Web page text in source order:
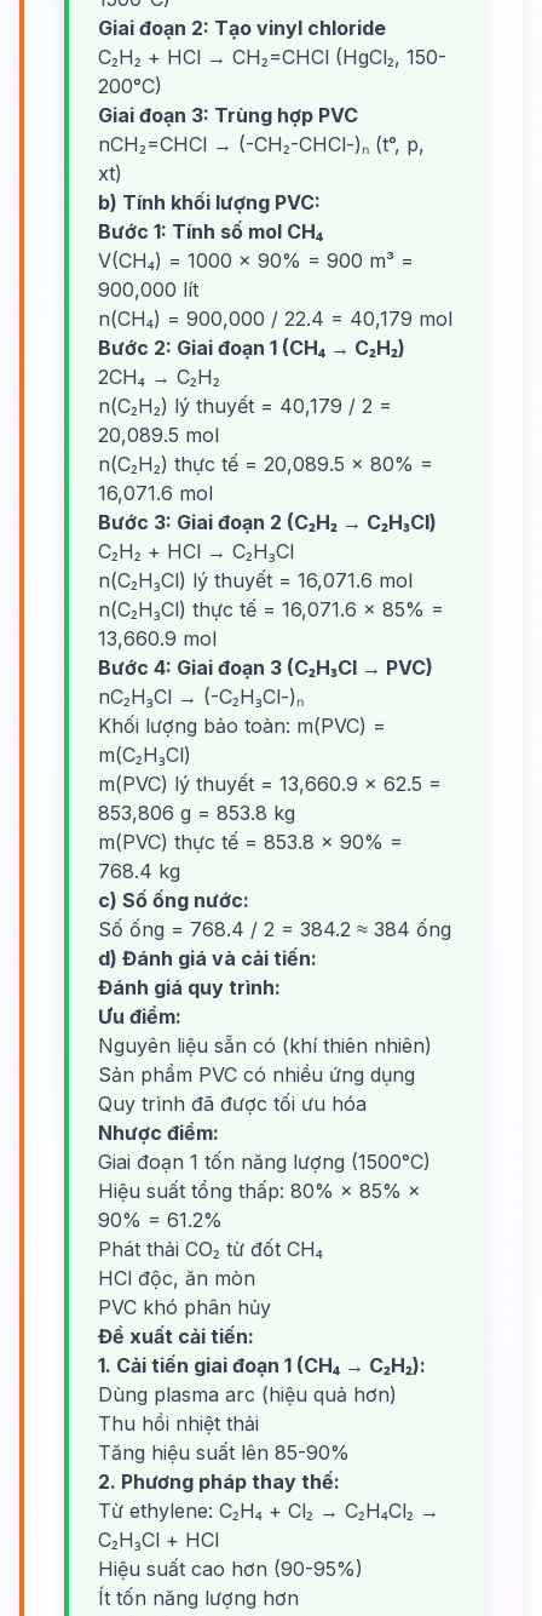
Giai đoạn 2: Tạo vinyl chloride
C₂H₂ + HCl → CH₂=CHCl (HgCl₂, 150-
200°C)
Giai đoạn 3: Trùng hợp PVC
nCH₂=CHCl → (-CH₂-CHCl-)ₙ (t°, p,
xt)
b) Tính khối lượng PVC:
Bước 1: Tính số mol CH₄
V(CH₄) = 1000 × 90% = 900 m³ =
900,000 lít
n(CH₄) = 900,000 / 22.4 = 40,179 mol
Bước 2: Giai đoạn 1 (CH₄ → C₂H₂)
2CH₄ → C₂H₂
n(C₂H₂) lý thuyết = 40,179 / 2 =
20,089.5 mol
n(C₂H₂) thực tế = 20,089.5 × 80% =
16,071.6 mol
Bước 3: Giai đoạn 2 (C₂H₂ → C₂H₃Cl)
C₂H₂ + HCl → C₂H₃Cl
n(C₂H₃Cl) lý thuyết = 16,071.6 mol
n(C₂H₃Cl) thực tế = 16,071.6 × 85% =
13,660.9 mol
Bước 4: Giai đoạn 3 (C₂H₃Cl → PVC)
nC₂H₃Cl → (-C₂H₃Cl-)ₙ
Khối lượng bảo toàn: m(PVC) =
m(C₂H₃Cl)
m(PVC) lý thuyết = 13,660.9 × 62.5 =
853,806 g = 853.8 kg
m(PVC) thực tế = 853.8 × 90% =
768.4 kg
c) Số ống nước:
Số ống = 768.4 / 2 = 384.2 ≈ 384 ống
d) Đánh giá và cải tiến:
Đánh giá quy trình:
Ưu điểm:
Nguyên liệu sẵn có (khí thiên nhiên)
Sản phẩm PVC có nhiều ứng dụng
Quy trình đã được tối ưu hóa
Nhược điểm:
Giai đoạn 1 tốn năng lượng (1500°C)
Hiệu suất tổng thấp: 80% × 85% ×
90% = 61.2%
Phát thải CO₂ từ đốt CH₄
HCl độc, ăn mòn
PVC khó phân hủy
Đề xuất cải tiến:
1. Cải tiến giai đoạn 1 (CH₄ → C₂H₂):
Dùng plasma arc (hiệu quả hơn)
Thu hồi nhiệt thải
Tăng hiệu suất lên 85-90%
2. Phương pháp thay thế:
Từ ethylene: C₂H₄ + Cl₂ → C₂H₄Cl₂ →
C₂H₃Cl + HCl
Hiệu suất cao hơn (90-95%)
Ít tốn năng lượng hơn